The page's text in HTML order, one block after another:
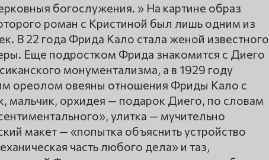
богослужения. » На картине образ
роман с Кристиной был лишь одним из
В 22 года Фрида Кало стала женой известного
Еще подростком Фрида знакомится с Диего
монументализма, а в 1929 году
ореолом овеяны отношения Фриды Кало с
орхидея — подарок Диего, по словам
улитка — мучительно
макет — «попытка объяснить устройство
часть любого дела» и таз,